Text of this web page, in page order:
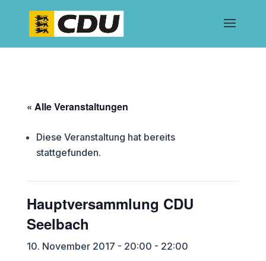
« Alle Veranstaltungen
Diese Veranstaltung hat bereits
stattgefunden.
Hauptversammlung CDU
Seelbach
10. November 2017 - 20:00 - 22:00